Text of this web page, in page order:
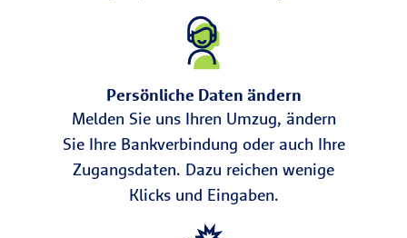
Persönliche Daten ändern
Melden Sie uns Ihren Umzug, ändern
Sie Ihre Bankverbindung oder auch Ihre
Zugangsdaten. Dazu reichen wenige
Klicks und Eingaben.